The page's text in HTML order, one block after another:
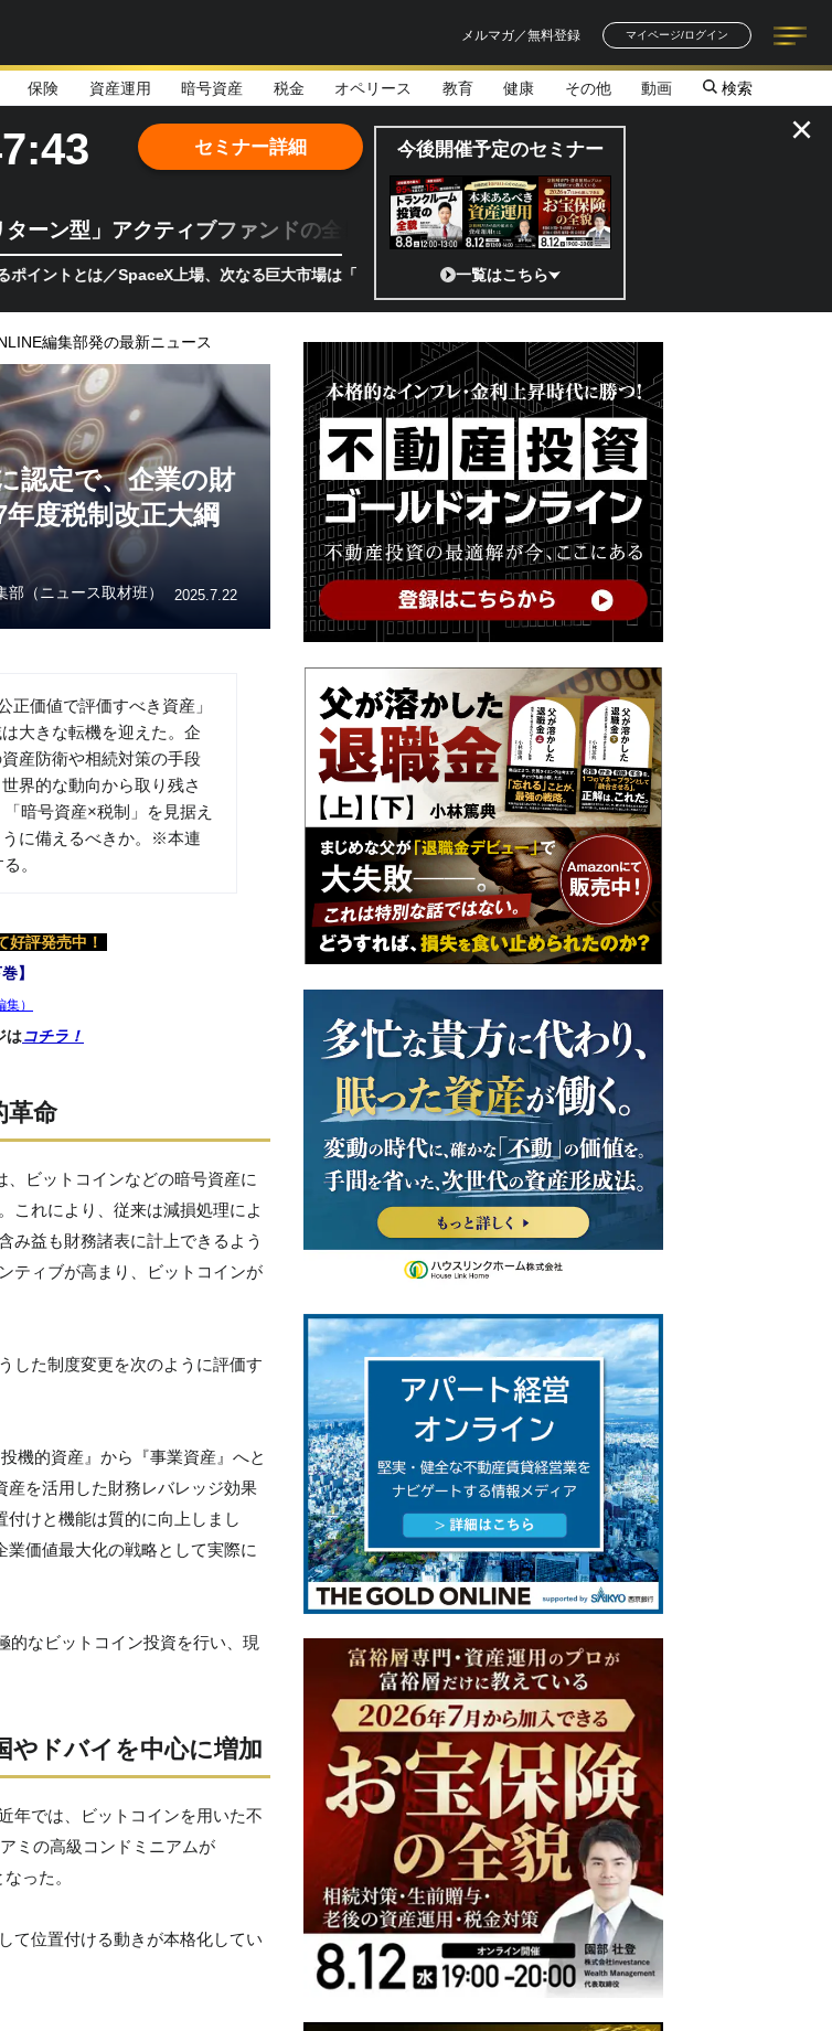
メルマガ／無料登録
マイページ/ログイン
記事一覧
著者一覧
保険 資産運用 暗号資産 税金 オペリース 教育 健康 その他 動画 検索
ーン型」アクティブファンドの全貌
は／SpaceX上場、次なる巨大市場は「宇宙!?」 日本の宇宙ベンチャーのココがスゴイ！／補助金から実需へ、知ら
セミナー詳細 今後開催予定のセミナー
一覧はこちら
×
編集部発の最新ニュース
認定で、企業の財
度税制改正大綱
（ニュース取材班） 2025.7.22
正価値で評価すべき資産」
大きな転機を迎えた。企
産防衛や相続対策の手段
界的な動向から取り残さ
暗号資産×税制」を見据え
に備えるべきか。※本連
。
好評発売中！
】
）
はコチラ！
革命
ビットコインなどの暗号資産に
これにより、従来は減損処理によ
み益も財務諸表に計上できるよう
ティブが高まり、ビットコインが
した制度変更を次のように評価す
機的資産』から『事業資産』へと
を活用した財務レバレッジ効果
けと機能は質的に向上しまし
価値最大化の戦略として実際に
的なビットコイン投資を行い、現
やドバイを中心に増加
年では、ビットコインを用いた不
ミの高級コンドミニアムが
った。
て位置付ける動きが本格化してい